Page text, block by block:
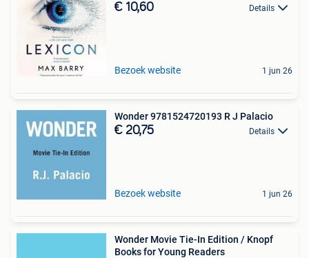
€ 10,60 Details
Bezoek website 1 jun 26
Wonder 9781524720193 R J Palacio
€ 20,75 Details
Bezoek website 1 jun 26
Wonder Movie Tie-In Edition / Knopf
Books for Young Readers